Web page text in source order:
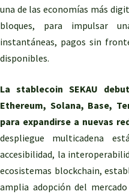
una de las economías más
bloques, para impulsar
instantáneas, pagos sin
disponibles.
La stablecoin SEKAU
Ethereum, Solana, Base,
para expandirse a nuevas
despliegue multicadena
accesibilidad, la
ecosistemas blockchain,
amplia adopción del